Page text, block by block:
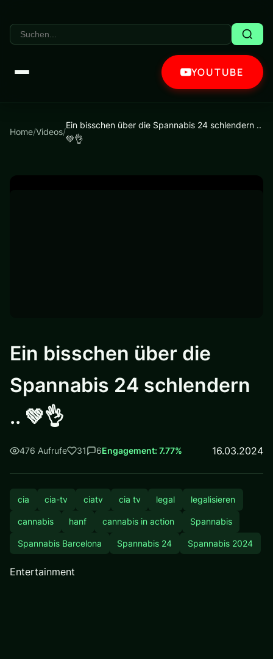
YOUTUBE
Home/Videos/
Ein bisschen über die Spannabis 24 schlendern ..
💚👌
Ein bisschen über die
Spannabis 24 schlendern
.. 💚👌
476 Aufrufe 31 6Engagement: 7.77% 16.03.2024
cia cia-tv ciatv cia tv legal legalisieren
cannabis hanf cannabis in action Spannabis
Spannabis Barcelona Spannabis 24 Spannabis 2024
Entertainment